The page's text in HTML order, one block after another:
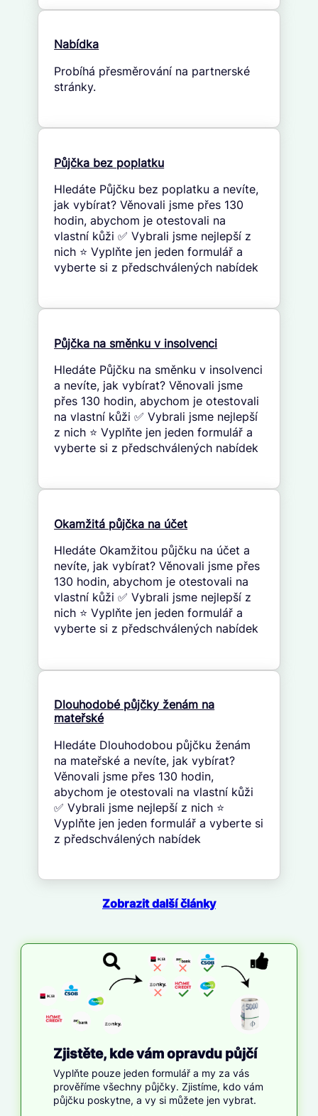
Nabídka
Probíhá přesměrování na partnerské
stránky.
Půjčka bez poplatku
Hledáte Půjčku bez poplatku a nevíte,
jak vybírat? Věnovali jsme přes 130
hodin, abychom je otestovali na
vlastní kůži ✅ Vybrali jsme nejlepší z
nich ⭐ Vyplňte jen jeden formulář a
vyberte si z předschválených nabídek
Půjčka na směnku v insolvenci
Hledáte Půjčku na směnku v insolvenci
a nevíte, jak vybírat? Věnovali jsme
přes 130 hodin, abychom je otestovali
na vlastní kůži ✅ Vybrali jsme nejlepší
z nich ⭐ Vyplňte jen jeden formulář a
vyberte si z předschválených nabídek
Okamžitá půjčka na účet
Hledáte Okamžitou půjčku na účet a
nevíte, jak vybírat? Věnovali jsme přes
130 hodin, abychom je otestovali na
vlastní kůži ✅ Vybrali jsme nejlepší z
nich ⭐ Vyplňte jen jeden formulář a
vyberte si z předschválených nabídek
Dlouhodobé půjčky ženám na
mateřské
Hledáte Dlouhodobou půjčku ženám
na mateřské a nevíte, jak vybírat?
Věnovali jsme přes 130 hodin,
abychom je otestovali na vlastní kůži
✅ Vybrali jsme nejlepší z nich ⭐
Vyplňte jen jeden formulář a vyberte si
z předschválených nabídek
Zobrazit další články
Zjistěte, kde vám opravdu půjčí
Vyplňte pouze jeden formulář a my za vás
prověříme všechny půjčky. Zjistíme, kdo vám
půjčku poskytne, a vy si můžete jen vybrat.